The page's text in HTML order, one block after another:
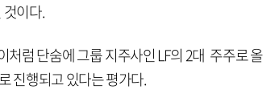
이다.
럼 단숨에 그룹 지주사인 LF의 2대 주주로 올
진행되고 있다는 평가다.